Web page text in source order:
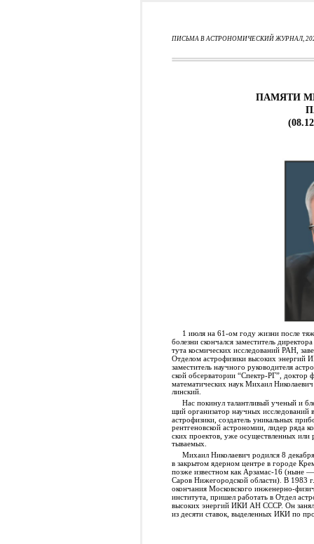
ПИСЬМА В АСТРОНОМИЧЕСКИЙ ЖУРНАЛ,
ПАМЯТИ
1 июля на 61-ом году жизни после
болезни скончался заместитель
тута космических исследований РАН,
Отделом астрофизики высоких энергий
заместитель научного руководителя
ской обсерватории “Спектр-РГ”, доктор
математических наук Михаил
линский.
Нас покинул талантливый ученый и
щий организатор научных исследований
астрофизики, создатель уникальных
рентгеновской астрономии, лидер ряда
ских проектов, уже осуществленных или
тываемых.
Михаил Николаевич родился 8
в закрытом ядерном центре в городе
позже известном как Арзамас-16 (ныне
Саров Нижегородской области). В 1983
окончания Московского инженерно-
института, пришел работать в Отдел
высоких энергий ИКИ АН СССР. Он
из десяти ставок, выделенных ИКИ по